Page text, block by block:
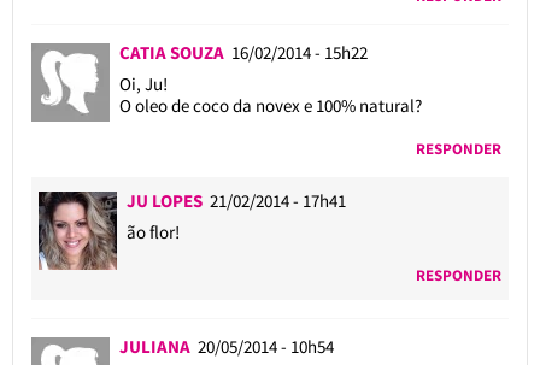
CATIA SOUZA 16/02/2014 - 15h22
Oi, Ju!
O oleo de coco da novex e 100% natural?
RESPONDER
JU LOPES 21/02/2014 - 17h41
ão flor!
RESPONDER
JULIANA 20/05/2014 - 10h54